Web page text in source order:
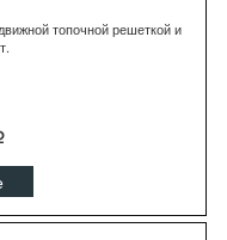
топочной решеткой и